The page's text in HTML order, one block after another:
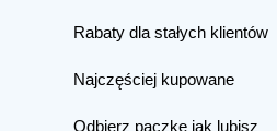
Rabaty dla stałych klientów
Najczęściej kupowane
Odbierz paczkę jak lubisz